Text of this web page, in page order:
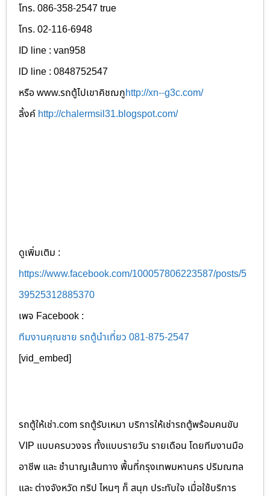
โทร. 086-358-2547 true
โทร. 02-116-6948
ID line : van958
lD line : 0848752547
หรือ www.รถตู้ไปเขาคิชฌกูhttp://xn--g3c.com/
ลิ้งค์ http://chalermsil31.blogspot.com/
ดูเพิ่มเติม :
https://www.facebook.com/100057806223587/posts/5
39525312885370
เพจ Facebook :
ทีมงานคุณชาย รถตู้นำเที่ยว 081-875-2547
[vid_embed]
รถตู้ให้เช่า.com รถตู้รับเหมา บริการให้เช่ารถตู้พร้อมคนขับ
VIP แบบครบวงจร ทั้งแบบรายวัน รายเดือน โดยทีมงานมือ
อาชีพ และ ชำนาญเส้นทาง พื้นที่กรุงเทพมหานคร ปริมณฑล
และ ต่างจังหวัด ทริป ไหนๆ ก็ สนุก ประทับใจ เมื่อใช้บริการ